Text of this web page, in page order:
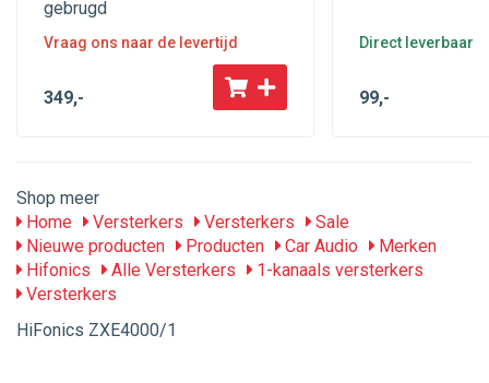
gebrugd
Vraag ons naar de levertijd
349,-
Direct leverbaar
99,-
Shop meer
Home
Versterkers Versterkers
Sale
Nieuwe producten
Producten Car Audio
Merken
Hifonics
Alle Versterkers
1-kanaals versterkers
Versterkers
HiFonics ZXE4000/1